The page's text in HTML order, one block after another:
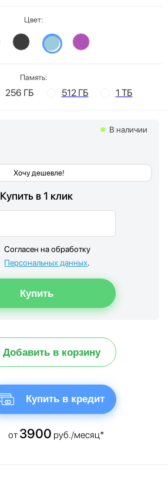
Цвет:
Память:
256 ГБ 512 ГБ 1 ТБ
Хочу дешевле!
В наличии
Купить в 1 клик
Согласен на обработку
Персональных данных.
Добавить в корзину
Купить в кредит
от 3900 руб./месяц*